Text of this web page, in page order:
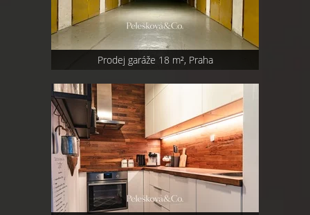
Prodej garáže 18 m², Praha